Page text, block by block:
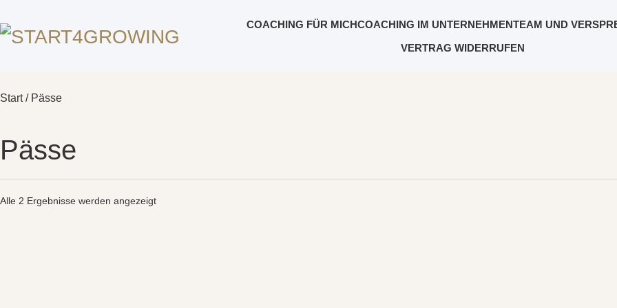
COACHING FÜR MICHCOACHING IM UNTERNEHMENTEAM UND
VERTRAG WIDERRUFEN
Start/ Pässe
Pässe
Alle 2 Ergebnisse werden angezeigt